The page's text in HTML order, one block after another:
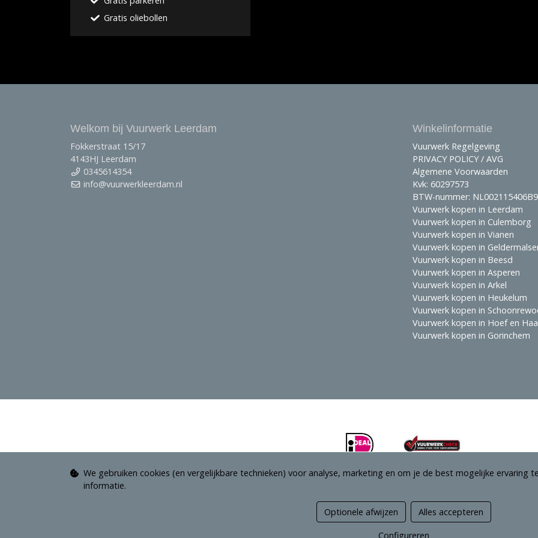
Gratis oliebollen
We gebruiken cookies (en vergelijkbare technieken) voor analyse, marketing en om je de best mogelijke ervaring
informatie.
Optionele afwijzen Alles accepteren
Configureren
Welkom bij Vuurwerk Leerdam
Fokkerstraat 15/17
4143HJ Leerdam
0345614354
info@vuurwerkleerdam.nl
Winkelinformatie
Vuurwerk Regelgeving
PRIVACY POLICY / AVG
Algemene Voorwaarden
Kvk: 60297573
BTW-nummer:
Vuurwerk kopen in Leerdam
Vuurwerk kopen in Culemborg
Vuurwerk kopen in Vianen
Vuurwerk kopen in
Vuurwerk kopen in Beesd
Vuurwerk kopen in Asperen
Vuurwerk kopen in Arkel
Vuurwerk kopen in Heukelum
Vuurwerk kopen in
Vuurwerk kopen in Hoef en
Vuurwerk kopen in Gorinchem
Managed hosting